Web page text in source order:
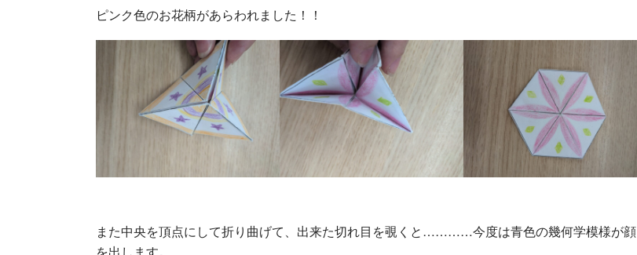
ピンク色のお花柄があらわれました！！
また中央を頂点にして折り曲げて、出来た切れ目を覗くと…………今度は青色の幾何学模様が顔